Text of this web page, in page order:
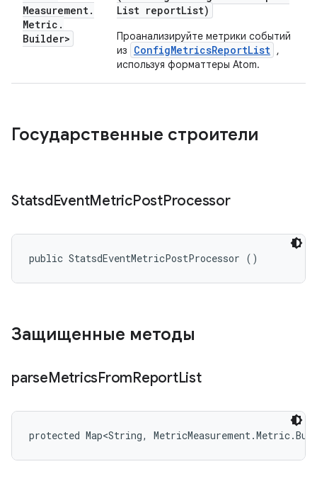
Measurement.
Metric .
Builder>
List reportList)
Проанализируйте метрики событий
из
ConfigMetricsReportList ,
используя форматтеры Atom.
Государственные строители
StatsdEventMetricPostProcessor
public StatsdEventMetricPostProcessor ()
Защищенные методы
parseMetricsFromReportList
protected Map<String,